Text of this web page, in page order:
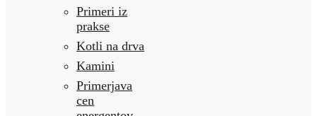
Primeri iz
prakse
Kotli na drva
Kamini
Primerjava
cen